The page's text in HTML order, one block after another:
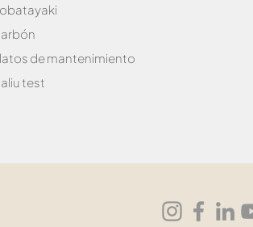
de mantenimiento
test